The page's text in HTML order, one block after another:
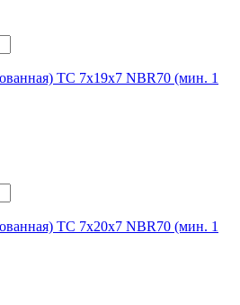
TC 7х19х7 NBR70 (мин. 1
TC 7х20х7 NBR70 (мин. 1